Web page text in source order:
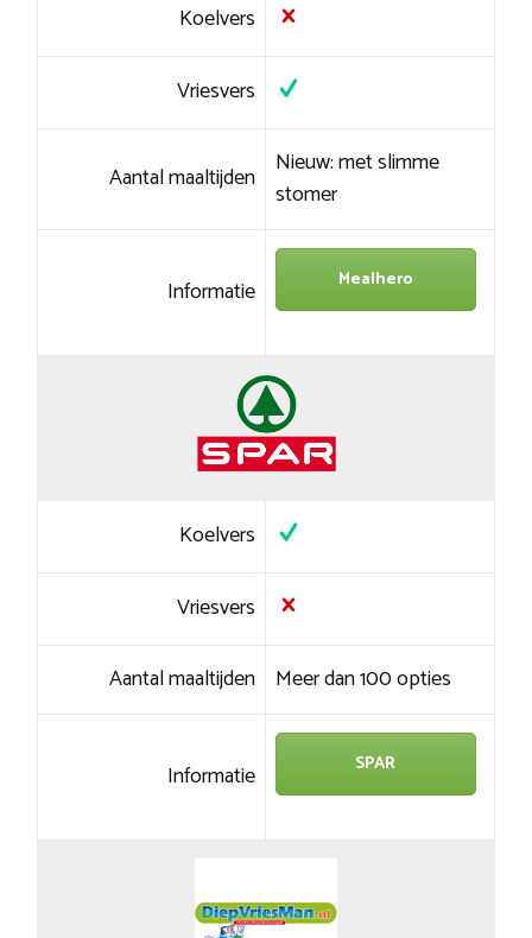
Koelvers
Vriesvers
Aantal maaltijden Nieuw: met slimme
stomer
Informatie Mealhero
Koelvers
Vriesvers
Aantal maaltijden Meer dan 100 opties
Informatie SPAR